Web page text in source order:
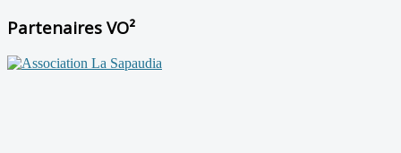
Partenaires VO²